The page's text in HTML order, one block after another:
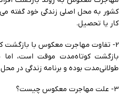
کشور به محل اصلی زندگی خود گفته
کار یا تحصیل.
2- تفاوت مهاجرت معکوس با بازگشت کوتاه‌مدت چیست؟
بازگشت کوتاه‌مدت موقت است،
طولانی‌مدت بوده و برنامه زندگی در
3- علت مهاجرت معکوس چیست؟